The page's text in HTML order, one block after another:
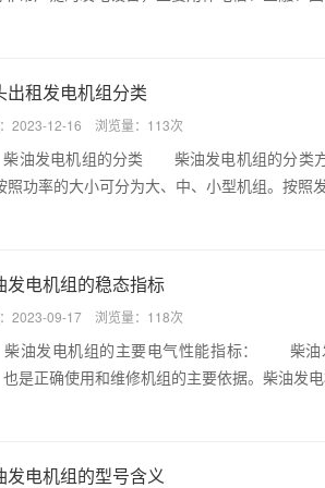
出租发电机组分类
2023-12-16 浏览量：113次
发电机组的分类 柴油发电机组的分类方
照功率的大小可分为大、中、小型机组。按照
发电机组的稳态指标
2023-09-17 浏览量：118次
发电机组的主要电气性能指标： 柴油发
也是正确使用和维修机组的主要依据。柴油发
发电机组的型号含义